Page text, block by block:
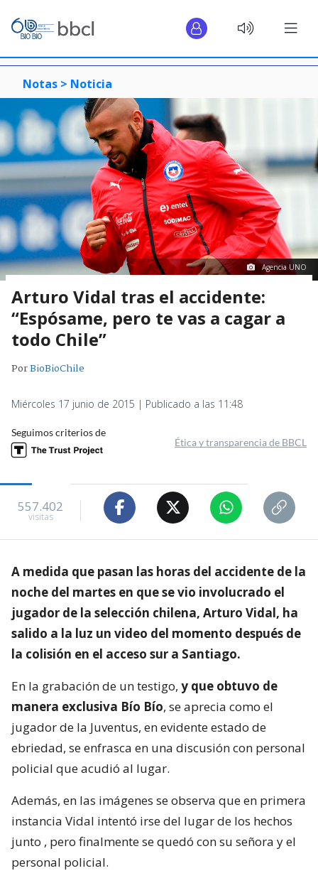
Notas > Noticia
Agencia UNO
Arturo Vidal tras el accidente:
“Espósame, pero te vas a cagar a
todo Chile”
PorBioBioChile
Miércoles 17 junio de 2015 | Publicado a las 11:48
Seguimos criterios de
Ética y transparencia de BBCL
557.402
visitas
A medida que pasan las horas del accidente de la
noche del martes en que se vio involucrado el
jugador de la selección chilena, Arturo Vidal, ha
salido a la luz un video del momento después de
la colisión en el acceso sur a Santiago.
En la grabación de un testigo, y que obtuvo de
manera exclusiva Bío Bío, se aprecia como el
jugador de la Juventus, en evidente estado de
ebriedad, se enfrasca en una discusión con personal
policial que acudió al lugar.
Además, en las imágenes se observa que en primera
instancia Vidal intentó irse del lugar de los hechos
junto , pero finalmente se quedó con su señora y el
personal policial.